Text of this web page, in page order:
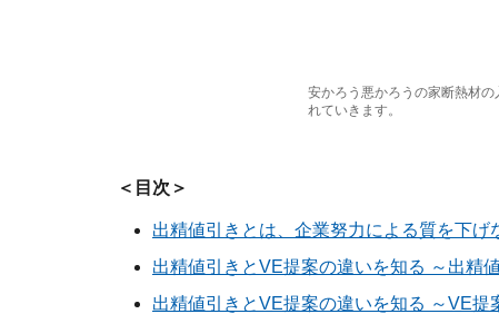
安かろう悪かろうの家断熱材
れていきます。
＜目次＞
出精値引きとは、企業努力による質を下げ
出精値引きとVE提案の違いを知る ～出精
出精値引きとVE提案の違いを知る ～VE提